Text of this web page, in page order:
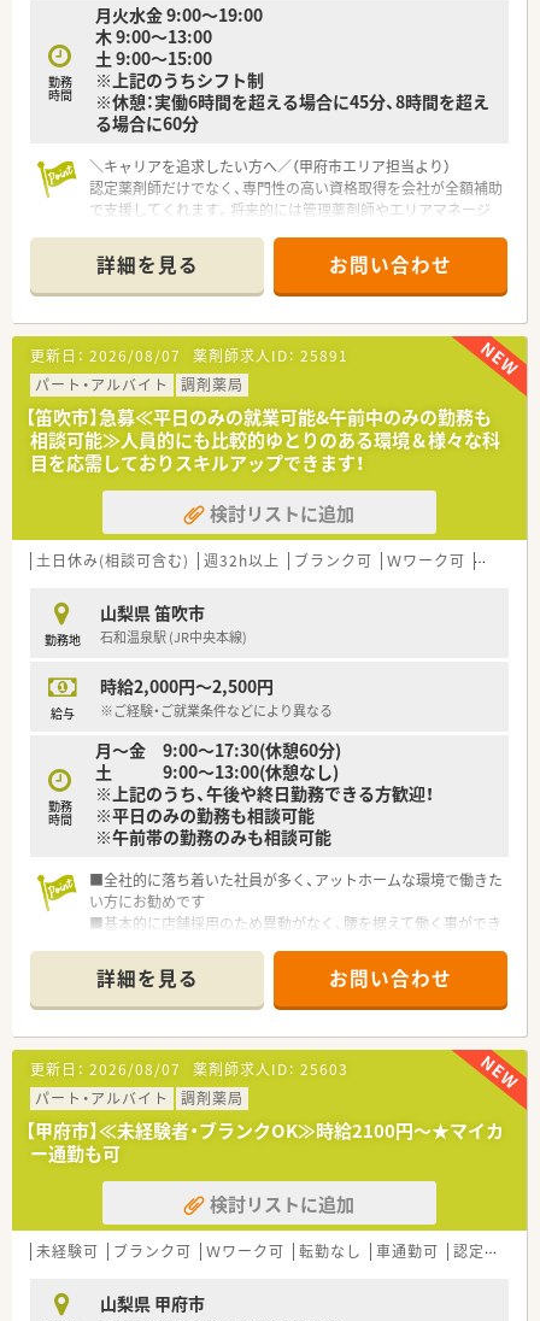
勤務
時間
月火水金 9:00～19:00
木 9:00～13:00
土 9:00～15:00
※上記のうちシフト制
※休憩：実働6時間を超える場合に45分、8時間を超え
る場合に60分
＼キャリアを追求したい方へ／（甲府市エリア担当より）
認定薬剤師だけでなく、専門性の高い資格取得を会社が全額補助
で支援してくれます。将来的には管理薬剤師やエリアマネージ
＊------------------------------------------＊
【店舗情報と応需状況について】
■甲府駅から車で約7分の場所に位置しており、内科と眼科をメ
インに1日平均60枚から70枚の処方箋を応需しております。
■眼科処方に強みを持っているため、目薬の適正使用や専門的な
知識を深めたい薬剤師の方にとって、非常にやりがいのある環境
です。
■近隣の医療機関との関係性も非常に良好であり、疑義照会など
もスムーズに行えるため、日々の業務にストレスなく取り組めま
す。
【募集背景と求める人物像について】
■事業拡大に伴う増員募集を行っており、周囲のスタッフと協力
しながら柔軟に店舗運営を支えていただける方を求めておりま
す。
様とのコミュニケーションを大切にできる方を積極的に採用し
ます。
■将来的に管理薬剤師などの責任あるポジションを目指し、会社
います。
■山梨と長野を中心に30店舗以上を展開しており、年間で数店
舗の新規出店を継続している勢いのある安定した成長企業で
す。
■地域のみなさまと医療・介護・福祉をつなぐ「架け橋」となるこ
とを理念に掲げ、多角的な事業展開を積極的に行っています。
ンを提示しており、個人の志向に合わせた成長を支援してくれる
会社です。
【勤務実態について】
■残業はほとんど発生しない体制を整えており、閉局時間に合わ
せてスムーズに帰宅できるため、心身ともに健康的に働けます。
■年間休日は120日以上を確保しており、週休2.5日以上の勤務
も相談可能なため、ゆとりを持って長く働き続けられる環境で
す。
■企業内保育所や保育園を運営しており、育児休業も3歳まで取
得可能なため、子育て中の薬剤師の方も多く活躍している職場で
す。
詳細を見る お問い合わせ
更新日： 2026/08/07 薬剤師求人ID： 25891
パート・アルバイト
調剤薬局
【笛吹市】急募≪平日のみの就業可能&午前中のみの勤務も
相談可能≫人員的にも比較的ゆとりのある環境＆様々な科
目を応需しておりスキルアップできます！
検討リストに追加
土日休み(相談可含む) 週32h以上 ブランク可 Ｗワーク可 車通勤
勤務地
山梨県 笛吹市
石和温泉駅 (JR中央本線)
給与
時給2,000円～2,500円
※ご経験・ご就業条件などにより異なる
勤務
時間
月～金 9:00～17:30(休憩60分)
土 9:00～13:00(休憩なし)
※上記のうち、午後や終日勤務できる方歓迎！
※平日のみの勤務も相談可能
※午前帯の勤務のみも相談可能
■全社的に落ち着いた社員が多く、アットホームな環境で働きた
い方にお勧めです
■基本的に店舗採用のため異動がなく、腰を据えて働く事ができ
■時給、年収水準がやや高く、土日休みなど様々な特徴のある店
舗があります
詳細を見る お問い合わせ
更新日： 2026/08/07 薬剤師求人ID： 25603
パート・アルバイト
調剤薬局
【甲府市】≪未経験者・ブランクOK≫時給2100円～★マイカ
ー通勤も可
検討リストに追加
未経験可 ブランク可 Ｗワーク可 転勤なし 車通勤可 認定薬剤師取得支援あり
山梨県 甲府市